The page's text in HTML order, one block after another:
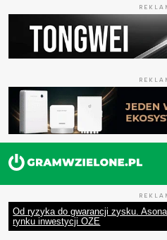
Od ryzyka do gwarancji zysku.
rynku inwestycji OZE